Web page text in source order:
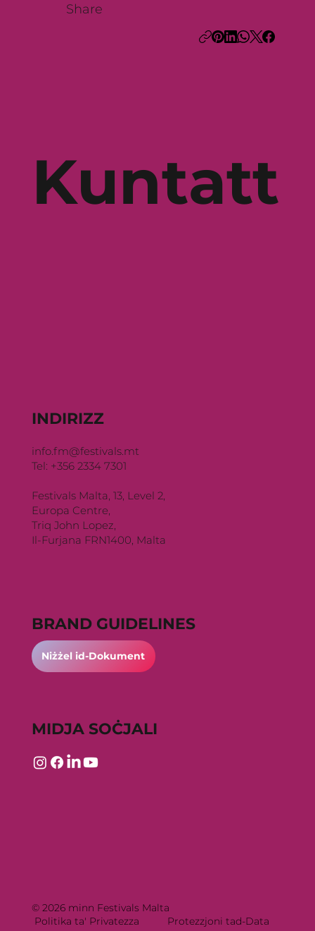
Share
Kuntatt
INDIRIZZ
info.fm@festivals.mt
Tel: +356 2334 7301
Festivals Malta, 13, Level 2,
Europa Centre,
Triq John Lopez,
Il-Furjana FRN1400, Malta
MIDJA SOĊJALI
BRAND GUIDELINES
Niżżel id-Dokument
© 2026 minn Festivals Malta
Politika ta' Privatezza
Protezzjoni tad-Data